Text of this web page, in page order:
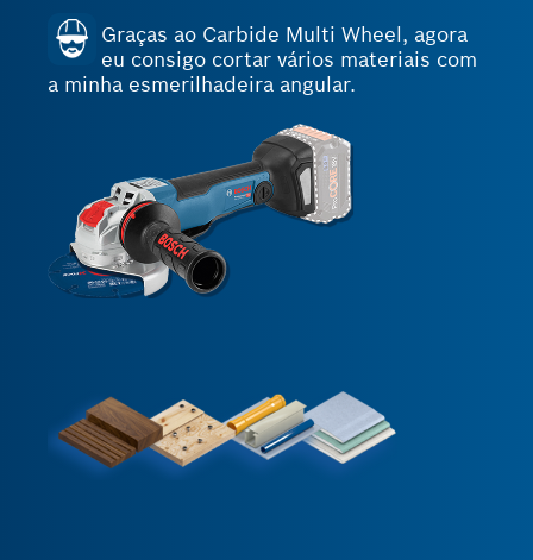
Graças ao Carbide Multi Wheel, agora
eu consigo cortar vários materiais com
a minha esmerilhadeira angular.